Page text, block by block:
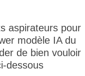
aspirateurs pour
modèle IA du
de bien vouloir
dessous